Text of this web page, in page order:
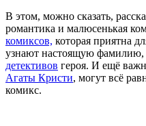
В этом, можно сказать,
романтика и малюсенькая
комиксов, которая приятна
узнают настоящую фамилию,
детективов героя. И ещё
Агаты Кристи, могут всё
комикс.